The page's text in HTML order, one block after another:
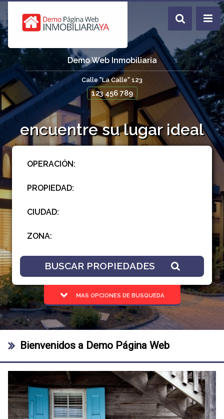
Demo Web Inmobiliaria
Calle "La Calle" 123
123 456 789
encuentre su lugar ideal
BUSCAR PROPIEDADES
MAS OPCIONES DE BUSQUEDA
Bienvenidos a Demo Página Web